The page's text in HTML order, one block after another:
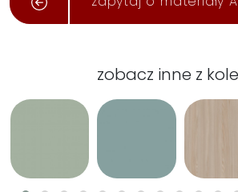
zobacz inne z